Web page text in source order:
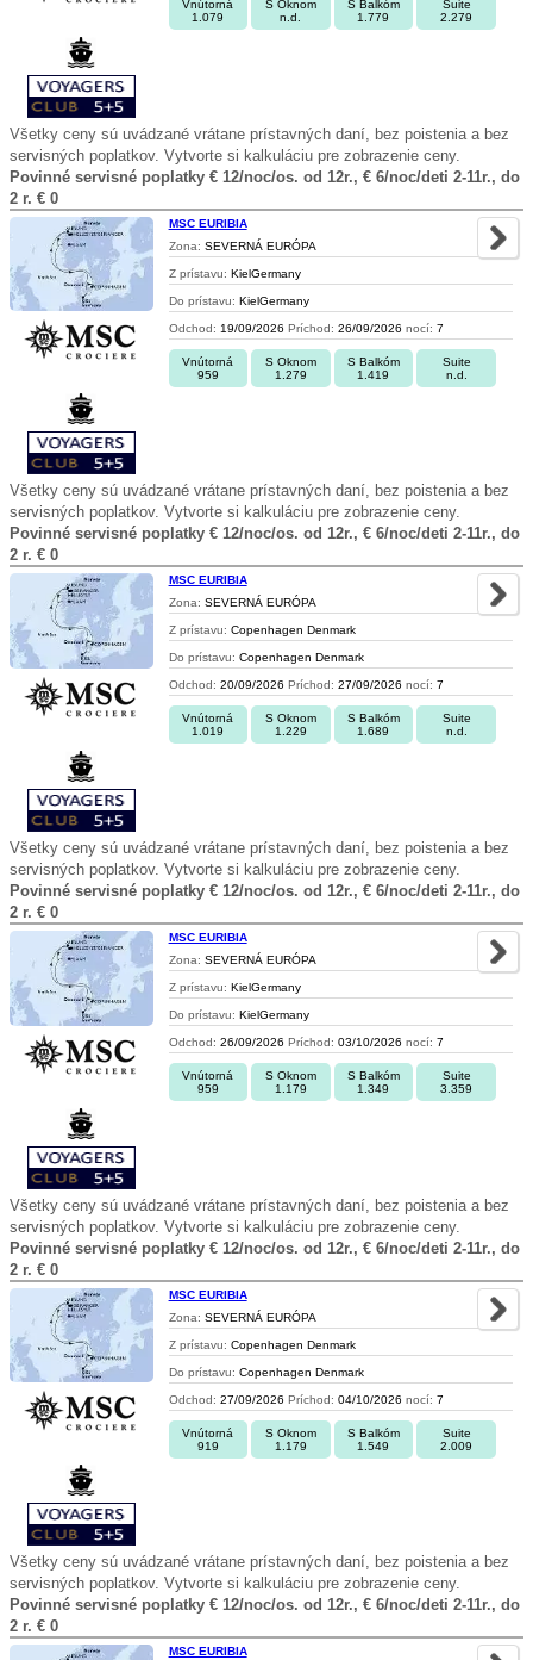
Vnútorná
1.079
S Oknom
n.d.
S Balkóm
1.779
Suite
2.279
Všetky ceny sú uvádzané vrátane prístavných daní, bez poistenia a bez
servisných poplatkov. Vytvorte si kalkuláciu pre zobrazenie ceny.
Povinné servisné poplatky € 12/noc/os. od 12r., € 6/noc/deti 2-11r., do
2 r. € 0
MSC EURIBIA
Zona: SEVERNÁ EURÓPA
Z prístavu: KielGermany
Do prístavu: KielGermany
Odchod: 19/09/2026 Príchod: 26/09/2026 nocí: 7
Vnútorná
959
S Oknom
1.279
S Balkóm
1.419
Suite
n.d.
Všetky ceny sú uvádzané vrátane prístavných daní, bez poistenia a bez
servisných poplatkov. Vytvorte si kalkuláciu pre zobrazenie ceny.
Povinné servisné poplatky € 12/noc/os. od 12r., € 6/noc/deti 2-11r., do
2 r. € 0
MSC EURIBIA
Zona: SEVERNÁ EURÓPA
Z prístavu: Copenhagen Denmark
Do prístavu: Copenhagen Denmark
Odchod: 20/09/2026 Príchod: 27/09/2026 nocí: 7
Vnútorná
1.019
S Oknom
1.229
S Balkóm
1.689
Suite
n.d.
Všetky ceny sú uvádzané vrátane prístavných daní, bez poistenia a bez
servisných poplatkov. Vytvorte si kalkuláciu pre zobrazenie ceny.
Povinné servisné poplatky € 12/noc/os. od 12r., € 6/noc/deti 2-11r., do
2 r. € 0
MSC EURIBIA
Zona: SEVERNÁ EURÓPA
Z prístavu: KielGermany
Do prístavu: KielGermany
Odchod: 26/09/2026 Príchod: 03/10/2026 nocí: 7
Vnútorná
959
S Oknom
1.179
S Balkóm
1.349
Suite
3.359
Všetky ceny sú uvádzané vrátane prístavných daní, bez poistenia a bez
servisných poplatkov. Vytvorte si kalkuláciu pre zobrazenie ceny.
Povinné servisné poplatky € 12/noc/os. od 12r., € 6/noc/deti 2-11r., do
2 r. € 0
MSC EURIBIA
Zona: SEVERNÁ EURÓPA
Z prístavu: Copenhagen Denmark
Do prístavu: Copenhagen Denmark
Odchod: 27/09/2026 Príchod: 04/10/2026 nocí: 7
Vnútorná
919
S Oknom
1.179
S Balkóm
1.549
Suite
2.009
Všetky ceny sú uvádzané vrátane prístavných daní, bez poistenia a bez
servisných poplatkov. Vytvorte si kalkuláciu pre zobrazenie ceny.
Povinné servisné poplatky € 12/noc/os. od 12r., € 6/noc/deti 2-11r., do
2 r. € 0
MSC EURIBIA